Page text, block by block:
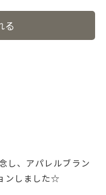
る
し、アパレルブラン
ンしました☆